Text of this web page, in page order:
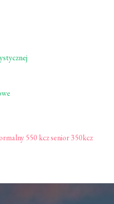
550 kcz senior 350kcz